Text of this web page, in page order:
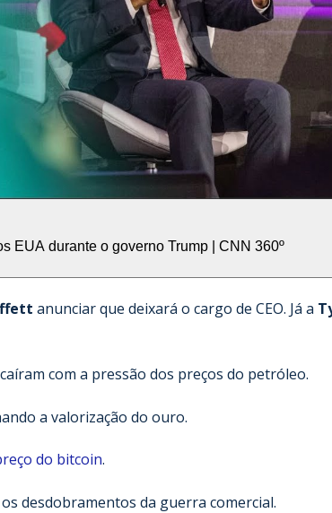
EUA durante o governo Trump | CNN 360º
anunciar que deixará o cargo de CEO. Já a
com a pressão dos preços do petróleo.
a valorização do ouro.
do bitcoin.
desdobramentos da guerra comercial.